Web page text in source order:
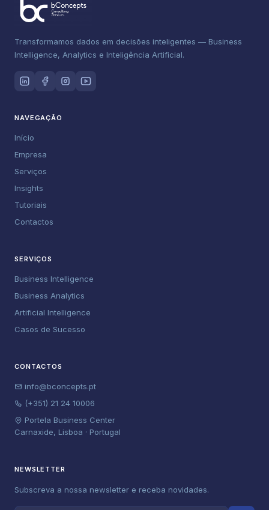
Transformamos dados em decisões inteligentes — Business
Intelligence, Analytics e Inteligência Artificial.
NAVEGAÇÃO
Início
Empresa
Serviços
Insights
Tutoriais
Contactos
SERVIÇOS
Business Intelligence
Business Analytics
Artificial Intelligence
Casos de Sucesso
CONTACTOS
info@bconcepts.pt
(+351) 21 24 10006
Portela Business Center
Carnaxide, Lisboa · Portugal
NEWSLETTER
Subscreva a nossa newsletter e receba novidades.